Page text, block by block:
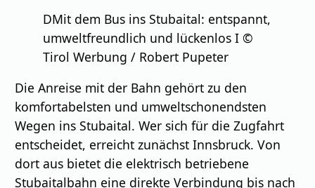
DMit dem Bus ins Stubaital: entspannt,
umweltfreundlich und lückenlos I ©
Tirol Werbung / Robert Pupeter
Die Anreise mit der Bahn gehört zu den
komfortabelsten und umweltschonendsten
Wegen ins Stubaital. Wer sich für die Zugfahrt
entscheidet, erreicht zunächst Innsbruck. Von
dort aus bietet die elektrisch betriebene
Stubaitalbahn eine direkte Verbindung bis nach